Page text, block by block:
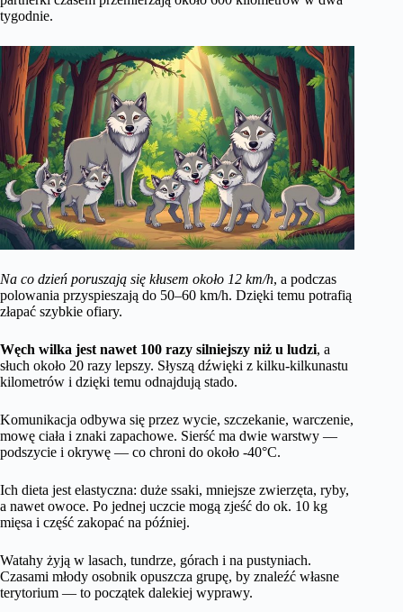
tygodnie.
Na co dzień poruszają się kłusem około 12 km/h, a podczas
polowania przyspieszają do 50–60 km/h. Dzięki temu potrafią
złapać szybkie ofiary.
Węch wilka jest nawet 100 razy silniejszy niż u ludzi, a
słuch około 20 razy lepszy. Słyszą dźwięki z kilku-kilkunastu
kilometrów i dzięki temu odnajdują stado.
Komunikacja odbywa się przez wycie, szczekanie, warczenie,
mowę ciała i znaki zapachowe. Sierść ma dwie warstwy —
podszycie i okrywę — co chroni do około -40°C.
Ich dieta jest elastyczna: duże ssaki, mniejsze zwierzęta, ryby,
a nawet owoce. Po jednej uczcie mogą zjeść do ok. 10 kg
mięsa i część zakopać na później.
Watahy żyją w lasach, tundrze, górach i na pustyniach.
Czasami młody osobnik opuszcza grupę, by znaleźć własne
terytorium — to początek dalekiej wyprawy.